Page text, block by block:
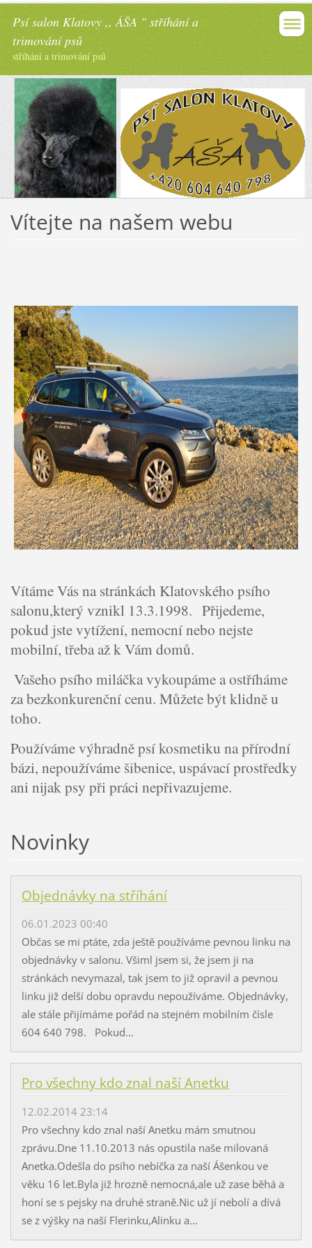
Psí salon Klatovy ,, ÁŠA " stříhání a
trimování psů
stříhání a trimování psů
Vítejte na našem webu
Vítáme Vás na stránkách Klatovského psího
salonu,který vznikl 13.3.1998. Přijedeme,
pokud jste vytížení, nemocní nebo nejste
mobilní, třeba až k Vám domů.
Vašeho psího miláčka vykoupáme a ostříháme
za bezkonkurenční cenu. Můžete být klidně u
toho.
Používáme výhradně psí kosmetiku na přírodní
bázi, nepoužíváme šibenice, uspávací prostředky
ani nijak psy při práci nepřivazujeme.
Novinky
Objednávky na stříhání
06.01.2023 00:40
Občas se mi ptáte, zda ještě používáme pevnou linku na
objednávky v salonu. Všiml jsem si, že jsem ji na
stránkách nevymazal, tak jsem to již opravil a pevnou
linku již delší dobu opravdu nepoužíváme. Objednávky,
ale stále přijímáme pořád na stejném mobilním čísle
604 640 798. Pokud...
Pro všechny kdo znal naší Anetku
12.02.2014 23:14
Pro všechny kdo znal naší Anetku mám smutnou
zprávu.Dne 11.10.2013 nás opustila naše milovaná
Anetka.Odešla do psího nebíčka za naší Ášenkou ve
věku 16 let.Byla již hrozně nemocná,ale už zase běhá a
honí se s pejsky na druhé straně.Nic už jí nebolí a dívá
se z výšky na naší Flerinku,Alinku a...